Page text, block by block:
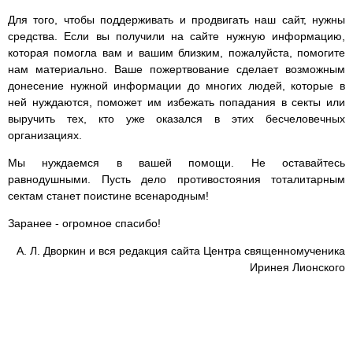
Для того, чтобы поддерживать и продвигать наш сайт, нужны
средства. Если вы получили на сайте нужную информацию,
которая помогла вам и вашим близким, пожалуйста, помогите
нам материально. Ваше пожертвование сделает возможным
донесение нужной информации до многих людей, которые в
ней нуждаются, поможет им избежать попадания в секты или
выручить тех, кто уже оказался в этих бесчеловечных
организациях.
Мы нуждаемся в вашей помощи. Не оставайтесь
равнодушными. Пусть дело противостояния тоталитарным
сектам станет поистине всенародным!
Заранее - огромное спасибо!
А. Л. Дворкин и вся редакция сайта Центра священномученика
Иринея Лионского